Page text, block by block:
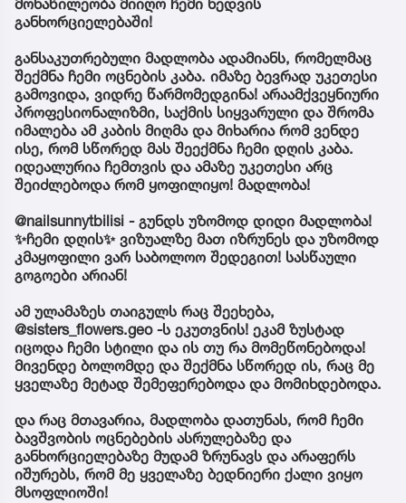
მონაწილეობა მიიღო ჩემი ხედვის
განხორციელებაში!
განსაკუთრებული მადლობა ადამიანს, რომელმაც
შექმნა ჩემი ოცნების კაბა. იმაზე ბევრად უკეთესი
გამოვიდა, ვიდრე წარმომედგინა! არაამქვეყნიური
პროფესიონალიზმი, საქმის სიყვარული და შრომა
იმალება ამ კაბის მიღმა და მიხარია რომ ვენდე
ისე, რომ სწორედ მას შეექმნა ჩემი დღის კაბა.
იდეალურია ჩემთვის და ამაზე უკეთესი არც
შეიძლებოდა რომ ყოფილიყო! მადლობა!
@nailsunnytbilisi - გუნდს უზომოდ დიდი მადლობა!
✨ჩემი დღის✨ ვიზუალზე მათ იზრუნეს და უზომოდ
კმაყოფილი ვარ საბოლოო შედეგით! სასწაული
გოგოები არიან!
ამ ულამაზეს თაიგულს რაც შეეხება,
@sisters_flowers.geo -ს ეკუთვნის! ეკამ ზუსტად
იცოდა ჩემი სტილი და ის თუ რა მომეწონებოდა!
მივენდე ბოლომდე და შექმნა სწორედ ის, რაც მე
ყველაზე მეტად შემეფერებოდა და მომიხდებოდა.
და რაც მთავარია, მადლობა დათუნას, რომ ჩემი
ბავშვობის ოცნებების ასრულებაზე და
განხორციელებაზე მუდამ ზრუნავს და არაფერს
იშურებს, რომ მე ყველაზე ბედნიერი ქალი ვიყო
მსოფლიოში!